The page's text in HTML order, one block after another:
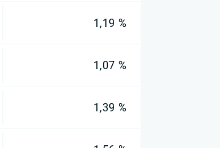
1,19 %
1,07 %
1,39 %